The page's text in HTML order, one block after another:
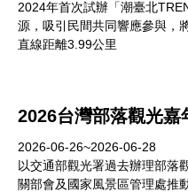
2024年首次試辦「潮臺北
源，吸引民間共同響應參與，
直線距離3.99公里
2026台灣部落觀光嘉
2026-06-26~2026-06-28
以交通部觀光署過去辦理部落
關部會及國家風景區管理處推